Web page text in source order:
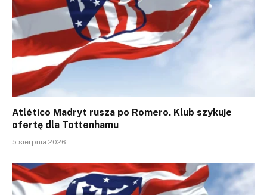
Atlético Madryt rusza po Romero. Klub szykuje
ofertę dla Tottenhamu
5 sierpnia 2026